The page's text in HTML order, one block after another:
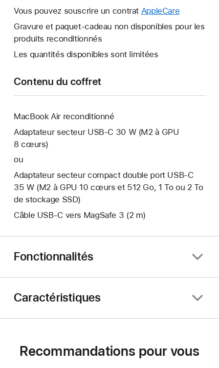
fenêtre
Vous pouvez souscrire un contrat AppleCare
nouvelle
Gravure et paquet-cadeau non disponibles pour les
produits reconditionnés
Les quantités disponibles sont limitées
Contenu du coffret
MacBook Air reconditionné
Adaptateur secteur USB‑C 30 W (M2 à GPU
8 cœurs)
ou
Adaptateur secteur compact double port USB-C
35 W (M2 à GPU 10 cœurs et 512 Go, 1 To ou 2 To
de stockage SSD)
Câble USB-C vers MagSafe 3 (2 m)
Fonctionnalités
Caractéristiques
Recommandations pour vous